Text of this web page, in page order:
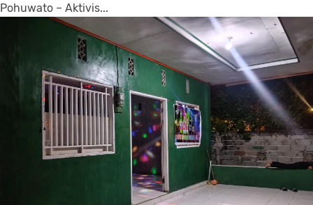
Pohuwato – Aktivis...